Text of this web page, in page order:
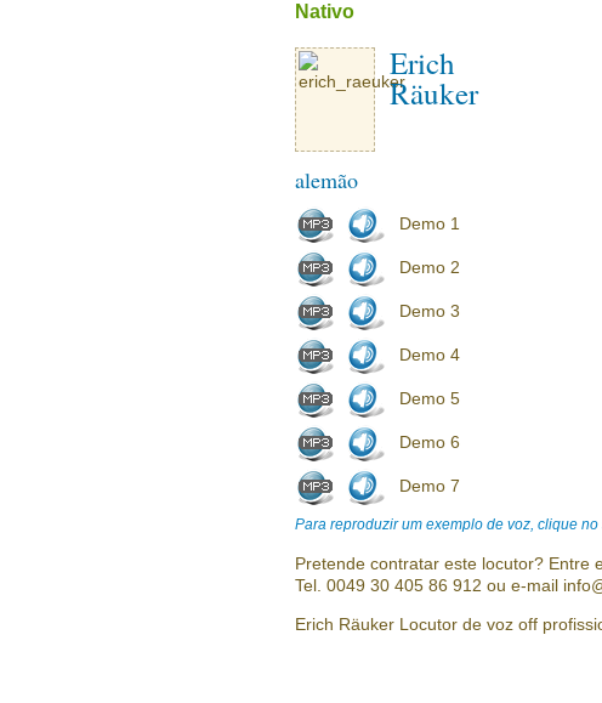
Nativo
Erich
Räuker
alemão
Demo 1
Demo 2
Demo 3
Demo 4
Demo 5
Demo 6
Demo 7
Para reproduzir um exemplo de voz, clique
Pretende contratar este locutor? Entre
Tel. 0049 30 405 86 912 ou e-mail
Erich Räuker Locutor de voz off